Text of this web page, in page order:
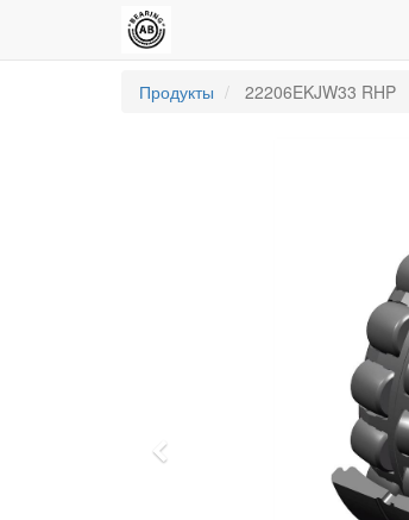
Продукты 22206EKJW33 RHP